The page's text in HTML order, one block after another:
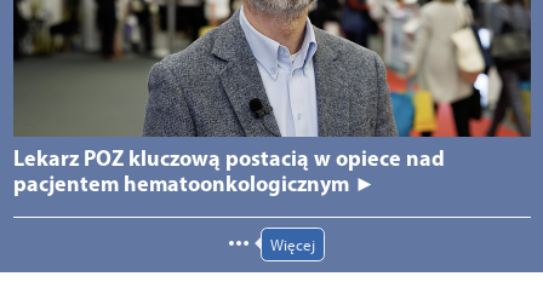
Lekarz POZ kluczową postacią w opiece nad
pacjentem hematoonkologicznym ►
Więcej